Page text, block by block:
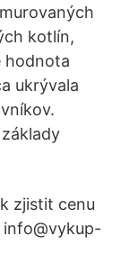
kotlín,
hodnota
ukrývala
zjistit cenu